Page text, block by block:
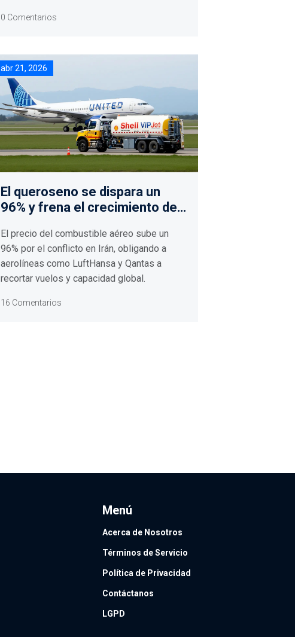
0 Comentarios
abr 21, 2026
El queroseno se dispara un
96% y frena el crecimiento del
El precio del combustible aéreo sube un
96% por el conflicto en Irán, obligando a
aerolíneas como LuftHansa y Qantas a
recortar vuelos y capacidad global.
16 Comentarios
Menú
Acerca de Nosotros
Términos de Servicio
Política de Privacidad
Contáctanos
LGPD